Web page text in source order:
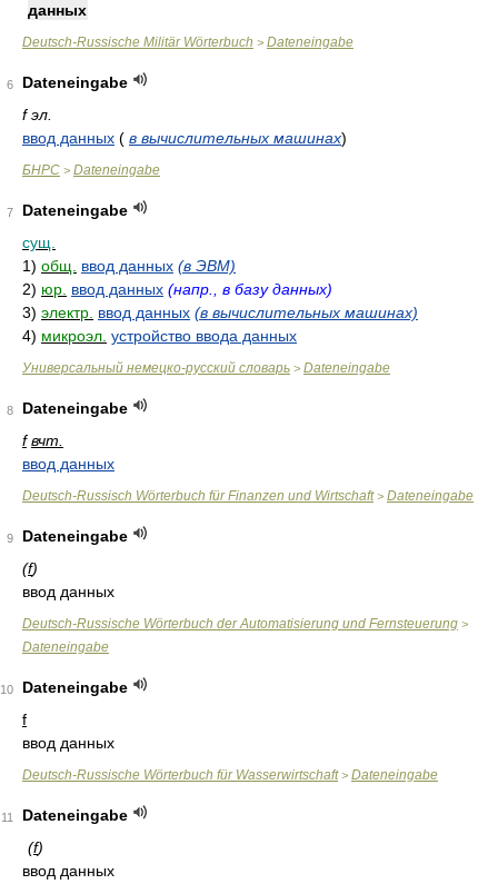
данных
Deutsch-Russische Militär Wörterbuch > Dateneingabe
6
Dateneingabe
f эл.
ввод данных ( в вычислительных машинах)
БНРС > Dateneingabe
7
Dateneingabe
сущ.
1) общ. ввод данных (в ЭВМ)
2) юр. ввод данных (напр., в базу данных)
3) электр. ввод данных (в вычислительных машинах)
4) микроэл. устройство ввода данных
Универсальный немецко-русский словарь > Dateneingabe
8
Dateneingabe
f вчт.
ввод данных
Deutsch-Russisch Wörterbuch für Finanzen und Wirtschaft> Dateneingabe
9
Dateneingabe
(f)
ввод данных
Deutsch-Russische Wörterbuch der Automatisierung und Fernsteuerung >
Dateneingabe
10
Dateneingabe
f
ввод данных
Deutsch-Russische Wörterbuch für Wasserwirtschaft> Dateneingabe
11
Dateneingabe
(f)
ввод данных